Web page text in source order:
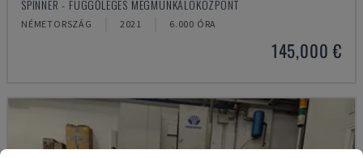
SPINNER - FÜGGŐLEGES MEGMUNKÁLÓKÖZPONT
NÉMETORSZÁG 2021 6.000 ÓRA
145,000 €